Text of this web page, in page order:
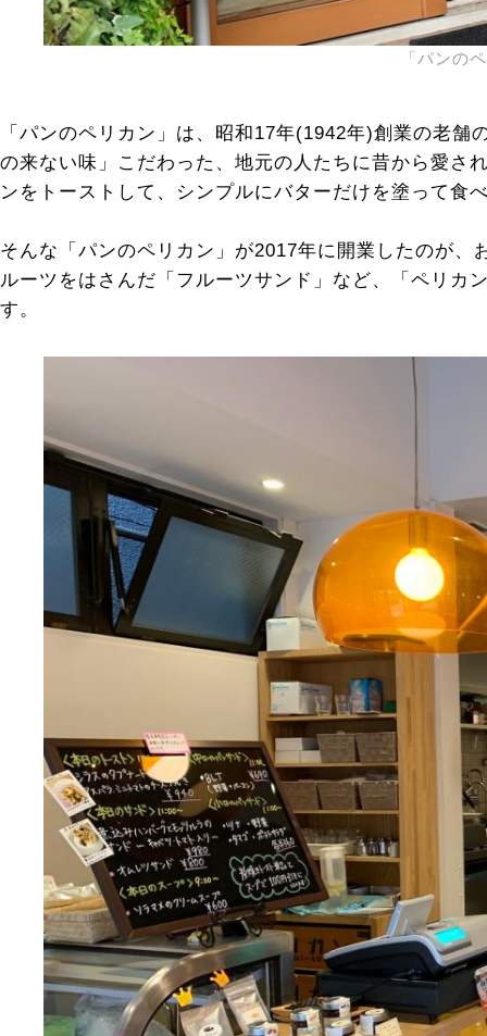
「パンの
「パンのペリカン」は、昭和17年(1942年)創業の老
の来ない味」こだわった、地元の人たちに昔から愛さ
ンをトーストして、シンプルにバターだけを塗って食
そんな「パンのペリカン」が2017年に開業したのが
ルーツをはさんだ「フルーツサンド」など、「ペリカ
す。